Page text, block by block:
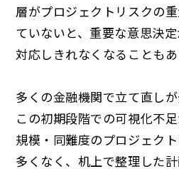
層がプロジェクトリスクの
ていないと、重要な意思決
対応しきれなくなることもあ
多くの金融機関で立て直し
この初期段階での可視化不
規模・同難度のプロジェク
多くなく、机上で整理した